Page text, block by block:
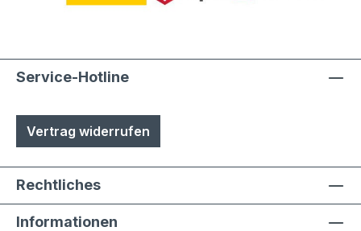
Service-Hotline
Vertrag widerrufen
Rechtliches
Informationen